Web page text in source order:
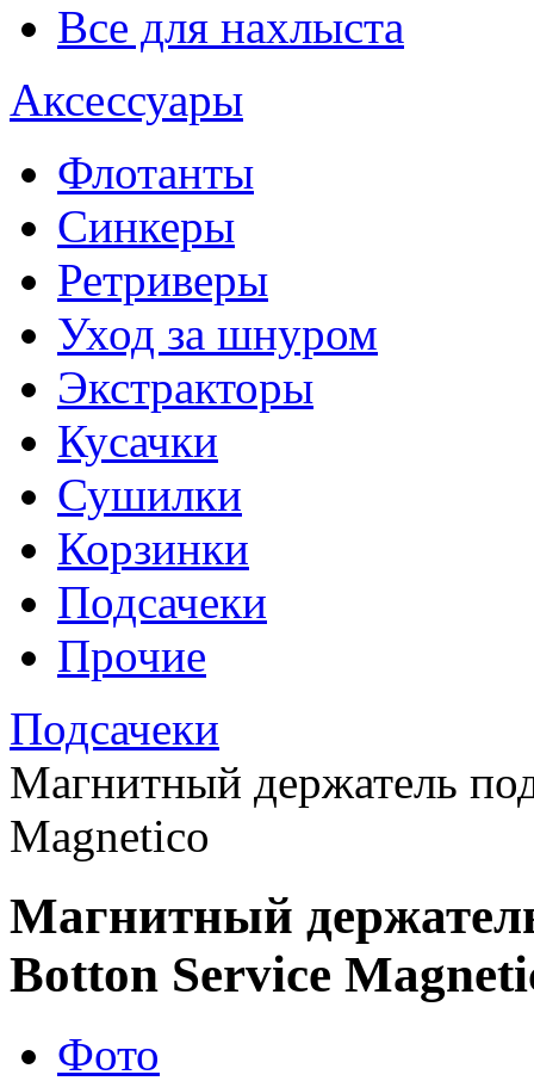
Все для нахлыста
Аксессуары
Флотанты
Синкеры
Ретриверы
Уход за шнуром
Экстракторы
Кусачки
Сушилки
Корзинки
Подсачеки
Прочие
Подсачеки
Магнитный держатель
Magnetico
Магнитный
Botton Service
Фото